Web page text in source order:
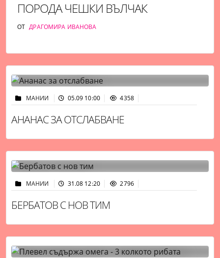
ПОРОДА ЧЕШКИ ВЪЛЧАК
ОТ ДРАГОМИРА ИВАНОВА
МАНИИ 05.09 10:00 4358
АНАНАС ЗА ОТСЛАБВАНЕ
МАНИИ 31.08 12:20 2796
БЕРБАТОВ С НОВ ТИМ